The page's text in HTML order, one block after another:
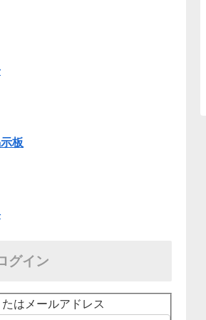
板
グイン
はメールアドレス